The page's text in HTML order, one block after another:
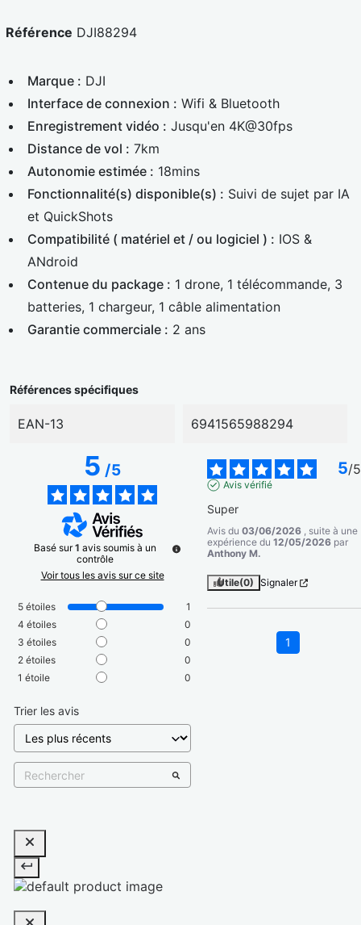
Référence DJI88294
Marque : DJI
Interface de connexion : Wifi & Bluetooth
Enregistrement vidéo : Jusqu'en 4K@30fps
Distance de vol : 7km
Autonomie estimée : 18mins
Fonctionnalité(s) disponible(s) : Suivi de sujet par IA
et QuickShots
Compatibilité ( matériel et / ou logiciel ) : IOS &
ANdroid
Contenue du package : 1 drone, 1 télécommande, 3
batteries, 1 chargeur, 1 câble alimentation
Garantie commerciale : 2 ans
Références spécifiques
EAN-13 6941565988294
5/5
Basé sur1 avis soumis à un
contrôle
Voir tous les avis sur ce site
5 étoiles
1
4 étoiles
0
3 étoiles
0
2 étoiles
0
1 étoile 0
Trier les avis
5/5
Avis vérifié
Super
Avis du 03/06/2026 , suite à une
expérience du 12/05/2026 par
Anthony M.
Utile(0) Signaler
1